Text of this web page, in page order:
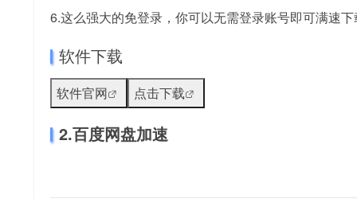
6.这么强大的免登录，你可以无需登录账号即可满速
软件下载
软件官网 点击下载
2.百度网盘加速